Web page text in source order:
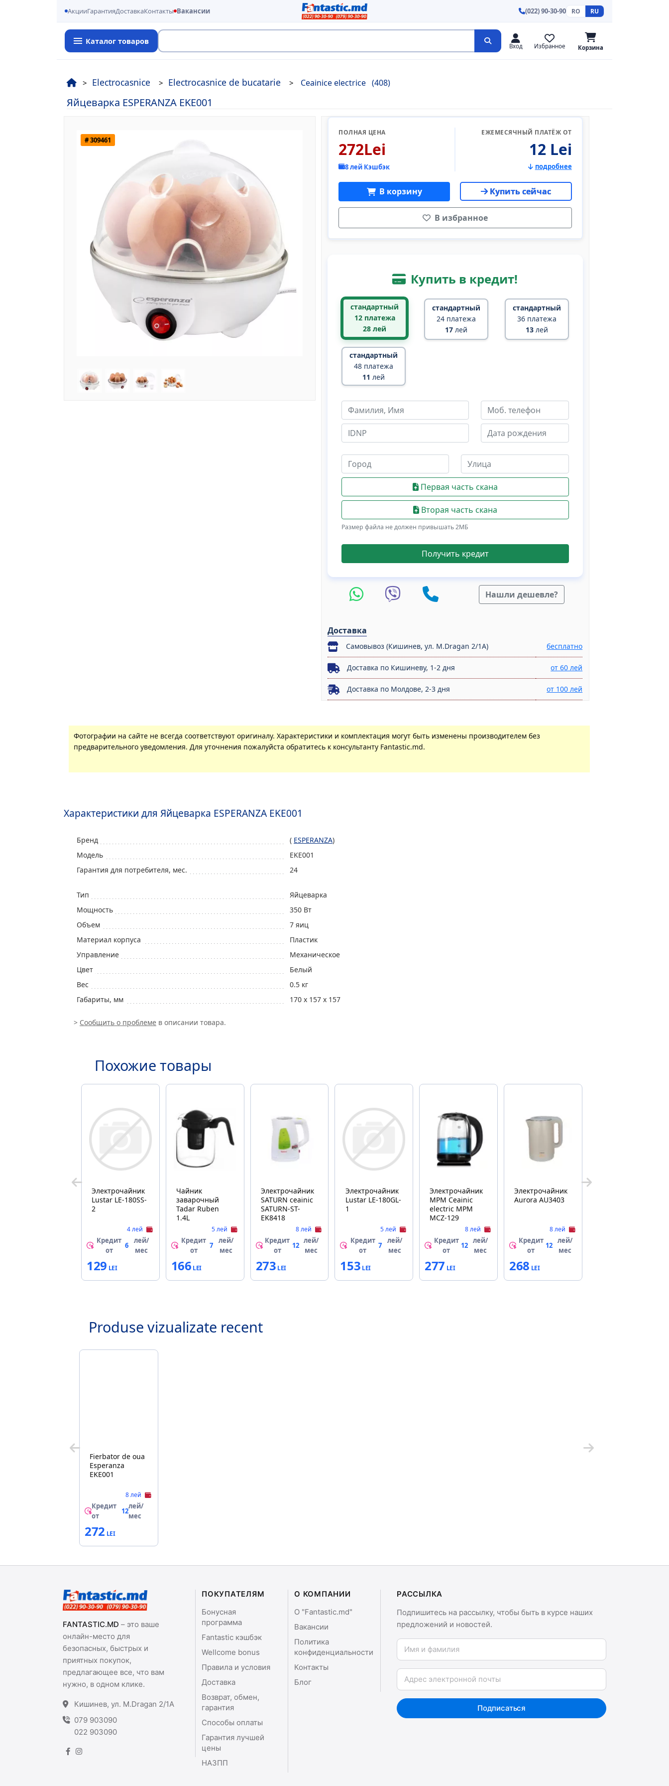
АкцииГарантияДоставкаКонтакты Вакансии (022) 90-30-90 RO RU
Каталог товаров
Вход Избранное Корзина
Electrocasnice Electrocasnice de bucatarie Ceainice electrice (408)
Яйцеварка ESPERANZA EKE001
# 309461
ПОЛНАЯ ЦЕНА
272Lei
8 лей Кэшбэк
ЕЖЕМЕСЯЧНЫЙ ПЛАТЁЖ ОТ
12 Lei
подробнее
В корзину Купить сейчас
В избранное
Купить в кредит!
стандартный
12 платежа
28 лей
стандартный
24 платежа
17лей
стандартный
36 платежа
13лей
стандартный
48 платежа
11 лей
Первая часть скана
Вторая часть скана
Размер файла не должен привышать 2МБ
Получить кредит
Нашли дешевле?
Доставка
Самовывоз (Кишинев, ул. M.Dragan 2/1A) бесплатно
Доставка по Кишиневу, 1-2 дня от 60 лей
Доставка по Молдове, 2-3 дня от 100 лей
Фотографии на сайте не всегда соответствуют оригиналу. Характеристики и комплектация могут быть изменены производителем без
предварительного уведомления. Для уточнения пожалуйста обратитесь к консультанту Fantastic.md.
Характеристики для Яйцеварка ESPERANZA EKE001
Бренд ( ESPERANZA)
Модель
EKE001
Гарантия для потребителя, мес.
24
Тип
Яйцеварка
Мощность
350 Вт
Объем
7 яиц
Материал корпуса
Пластик
Управление
Механическое
Цвет
Белый
Вес
0.5 кг
Габариты, мм
170 x 157 x 157
> Сообщить о проблеме в описании товара.
Похожие товары
Электрочайник
Lustar LE-180SS-
2
4 лей
Кредит
от
6
лей/
мес
129
Чайник
заварочный
Tadar Ruben
1.4L
5 лей
Кредит
от
7
лей/
мес
166
Электрочайник
SATURN ceainic
SATURN-ST-
EK8418
8 лей
Кредит
от
12
лей/
мес
273
Электрочайник
Lustar LE-180GL-
1
5 лей
Кредит
от
7
лей/
мес
153
Электрочайник
MPM Ceainic
electric MPM
MCZ-129
8 лей
Кредит
от
12
лей/
мес
277
Электрочайник
Aurora AU3403
8 лей
Кредит
от
12
лей/
мес
268
Produse vizualizate recent
Fierbator de oua
Esperanza
EKE001
8 лей
Кредит
от
12
лей/
мес
272
FANTASTIC.MD – это ваше
онлайн-место для
безопасных, быстрых и
приятных покупок,
предлагающее все, что вам
нужно, в одном клике.
Кишинев, ул. M.Dragan 2/1A
079 903090
022 903090
ПОКУПАТЕЛЯМ
Бонусная
программа
Fantastic кэшбэк
Wellcome bonus
Правила и условия
Доставка
Возврат, обмен,
гарантия
Способы оплаты
Гарантия лучшей
цены
НАЗПП
О КОМПАНИИ
О "Fantastic.md"
Вакансии
Политика
конфиденциальности
Контакты
Блог
РАССЫЛКА
Подпишитесь на рассылку, чтобы быть в курсе наших
предложений и новостей.
Имя и фамилия
Email
Подписаться